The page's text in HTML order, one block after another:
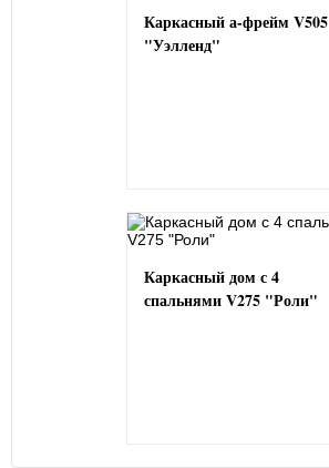
Каркасный а-фрейм V505
"Уэлленд"
Каркасный дом с 4
спальнями V275 "Роли"